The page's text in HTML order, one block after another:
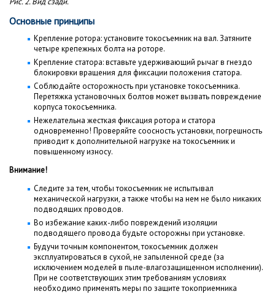
Основные принципы
Крепление ротора: установите токосъемник на вал. Затяните
четыре крепежных болта на роторе.
Крепление статора: вставьте удерживающий рычаг в гнездо
блокировки вращения для фиксации положения статора.
Соблюдайте осторожность при установке токосъемника.
Перетяжка установочных болтов может вызвать повреждение
корпуса токосъемника.
Нежелательна жесткая фиксация ротора и статора
одновременно! Проверяйте соосность установки, погрешность
приводит к дополнительной нагрузке на токосъемник и
повышенному износу.
Внимание!
Следите за тем, чтобы токосъемник не испытывал
механической нагрузки, а также чтобы на нем не было никаких
подводящих проводов.
Во избежание каких-либо повреждений изоляции
подводящего провода будьте осторожны при установке.
Будучи точным компонентом, токосъемник должен
эксплуатироваться в сухой, не запыленной среде (за
исключением моделей в пыле-влагозащищенном исполнении).
При не соответствующих этим требованиям условиях
необходимо применять меры по защите токоприемника